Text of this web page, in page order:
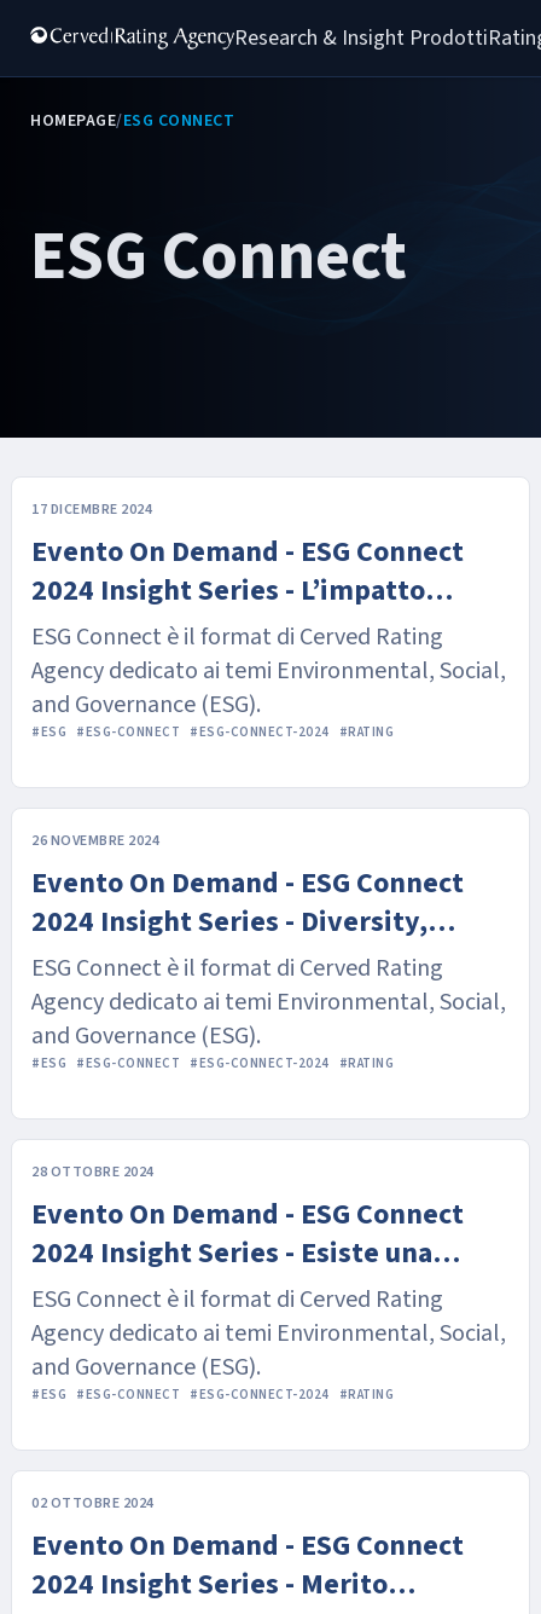
Research & Insight Prodotti
HOMEPAGE/ESG CONNECT
ESG Connect
17 DICEMBRE 2024
Evento On Demand - ESG Connect
2024 Insight Series - L’impatto
dell’economia circolare sul profilo di
rischio delle imprese italiane
ESG Connect è il format di Cerved Rating
Agency dedicato ai temi Environmental, Social,
and Governance (ESG).
#ESG #ESG-CONNECT #ESG-CONNECT-2024 #RATING
26 NOVEMBRE 2024
Evento On Demand - ESG Connect
2024 Insight Series - Diversity,
Equity e Inclusion nelle imprese
italiane
ESG Connect è il format di Cerved Rating
Agency dedicato ai temi Environmental, Social,
and Governance (ESG).
#ESG #ESG-CONNECT #ESG-CONNECT-2024 #RATING
28 OTTOBRE 2024
Evento On Demand - ESG Connect
2024 Insight Series - Esiste una
correlazione fra rischio di credito e
sostenibilità?
ESG Connect è il format di Cerved Rating
Agency dedicato ai temi Environmental, Social,
and Governance (ESG).
#ESG #ESG-CONNECT #ESG-CONNECT-2024 #RATING
02 OTTOBRE 2024
Evento On Demand - ESG Connect
2024 Insight Series - Merito